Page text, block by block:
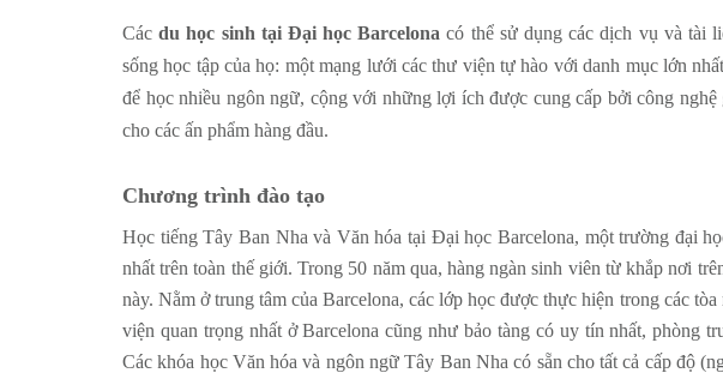
Cácdu học sinh tại Đại học Barcelona có thể sử dụng các dịch vụ và tài
sống học tập của họ: một mạng lưới các thư viện tự hào với danh mục lớn
để học nhiều ngôn ngữ, cộng với những lợi ích được cung cấp bởi công
cho các ấn phẩm hàng đầu.
Chương trình đào tạo
Học tiếng Tây Ban Nha và Văn hóa tại Đại học Barcelona, một trường đại
nhất trên toàn thế giới. Trong 50 năm qua, hàng ngàn sinh viên từ khắp nơi
này. Nằm ở trung tâm của Barcelona, các lớp học được thực hiện trong các
viện quan trọng nhất ở Barcelona cũng như bảo tàng có uy tín nhất, phòng
Các khóa học Văn hóa và ngôn ngữ Tây Ban Nha có sẵn cho tất cả cấp độ